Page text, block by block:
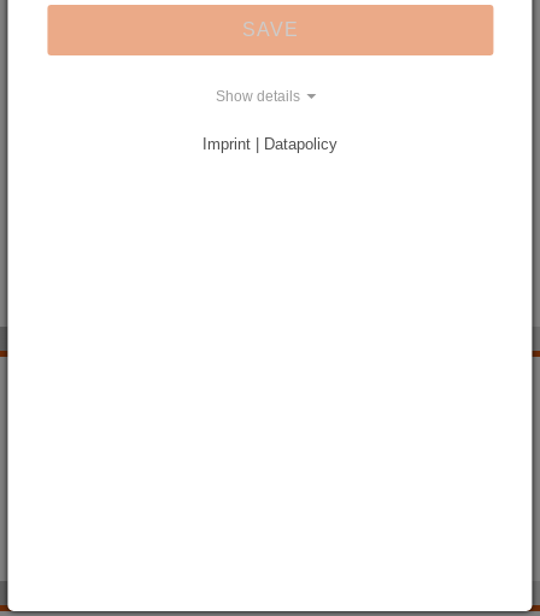
miesięcznym wyprzedzeniem dla wyboru najlepszego
SAVE
Show details
Imprint | Datapolicy